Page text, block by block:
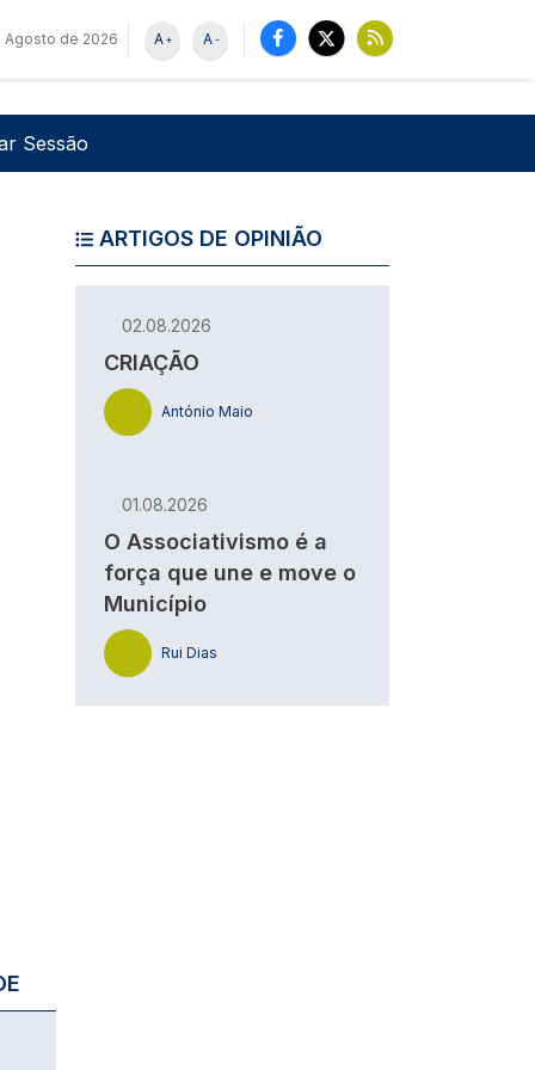
Agosto de 2026 -
A
+
A
de utilizador
Sessão
ARTIGOS DE OPINIÃO
02.08.2026
CRIAÇÃO
António Maio
01.08.2026
O Associativismo é a
força que une e move o
Município
Rui Dias